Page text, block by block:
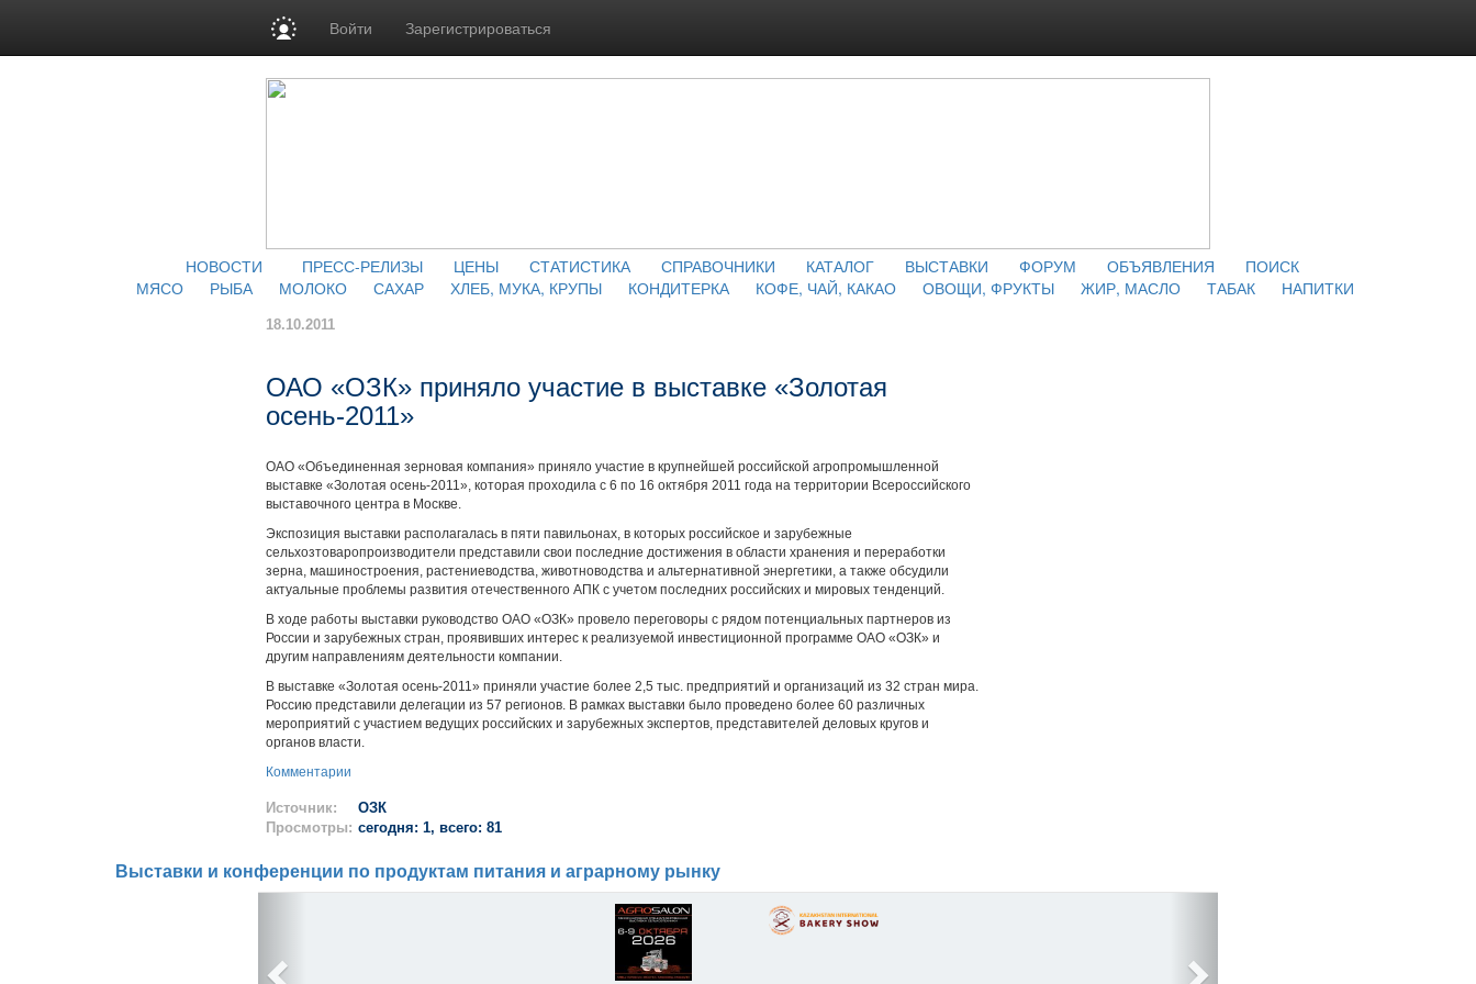
Войти Зарегистрироваться
НОВОСТИ ПРЕСС-РЕЛИЗЫ ЦЕНЫ СТАТИСТИКА СПРАВОЧНИКИ КАТАЛОГ ВЫСТАВКИ ФОРУМ ОБЪЯВЛЕНИЯ
ПОИСК
МЯСО
РЫБА МОЛОКО САХАР ХЛЕБ, МУКА, КРУПЫ КОНДИТЕРКА КОФЕ, ЧАЙ, КАКАО ОВОЩИ, ФРУКТЫ ЖИР, МАСЛО ТАБАК НАПИТКИ
18.10.2011
ОАО «ОЗК» приняло участие в выставке «Золотая
осень-2011»
ОАО «Объединенная зерновая компания» приняло участие в крупнейшей российской агропромышленной
выставке «Золотая осень-2011», которая проходила с 6 по 16 октября 2011 года на территории Всероссийского
выставочного центра в Москве.
Экспозиция выставки располагалась в пяти павильонах, в которых российское и зарубежные
сельхозтоваропроизводители представили свои последние достижения в области хранения и переработки
зерна, машиностроения, растениеводства, животноводства и альтернативной энергетики, а также обсудили
актуальные проблемы развития отечественного АПК с учетом последних российских и мировых тенденций.
В ходе работы выставки руководство ОАО «ОЗК» провело переговоры с рядом потенциальных партнеров из
России и зарубежных стран, проявивших интерес к реализуемой инвестиционной программе ОАО «ОЗК» и
другим направлениям деятельности компании.
В выставке «Золотая осень-2011» приняли участие более 2,5 тыс. предприятий и организаций из 32 стран мира.
Россию представили делегации из 57 регионов. В рамках выставки было проведено более 60 различных
мероприятий с участием ведущих российских и зарубежных экспертов, представителей деловых кругов и
органов власти.
Комментарии
Источник:
ОЗК
Просмотры: сегодня: 1, всего: 81
Выставки и конференции по продуктам питания и аграрному рынку